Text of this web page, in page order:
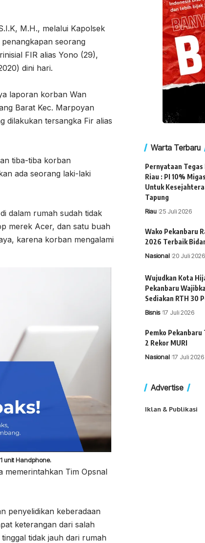
M.H., melalui Kapolsek
seorang
FIR alias Yono (29),
dini hari.
laporan korban Wan
Barat Kec. Marpoyan
dilakukan tersangka Fir alias
tiba-tiba korban
ada seorang laki-laki
dalam rumah sudah tidak
merek Acer, dan satu buah
karena korban mengalami
unit Handphone.
memerintahkan Tim Opsnal
penyelidikan keberadaan
keterangan dari salah
tidak jauh dari rumah
Warta Terbaru
Pernyataan Tegas
Riau : PI 10%
Untuk
Tapung
Riau 25 Juli 2026
Wako Pekanbaru
2026 Terbaik
Nasional 20 Juli 2026
Wujudkan Kota
Pekanbaru
Sediakan RTH 30
Bisnis 17 Juli 2026
Pemko
2 Rekor MURI
Nasional 17 Juli 2026
Advertise
Iklan & Publikasi